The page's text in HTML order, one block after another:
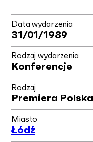
Data wydarzenia
31/01/1989
Rodzaj wydarzenia
Konferencje
Rodzaj
Premiera Polska
Miasto
Łódź